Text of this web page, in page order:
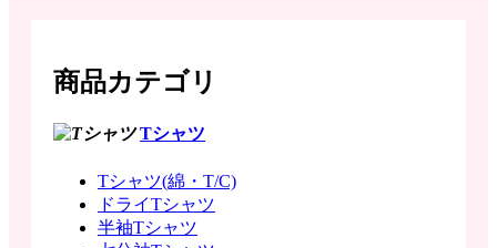
商品カテゴリ
Tシャツ
Tシャツ(綿・T/C)
ドライTシャツ
半袖Tシャツ